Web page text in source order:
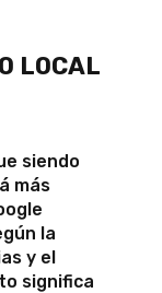
LOCAL
siendo
más
la
y el
significa